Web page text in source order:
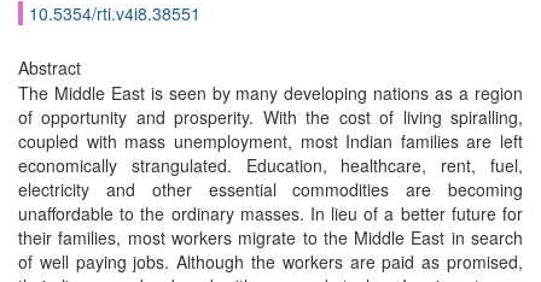
10.5354/rti.v4i8.38551
Abstract
The Middle East is seen by many developing nations as a region
of opportunity and prosperity. With the cost of living spiralling,
coupled with mass unemployment, most Indian families are left
economically strangulated. Education, healthcare, rent, fuel,
electricity and other essential commodities are becoming
unaffordable to the ordinary masses. In lieu of a better future for
their families, most workers migrate to the Middle East in search
of well paying jobs. Although the workers are paid as promised,